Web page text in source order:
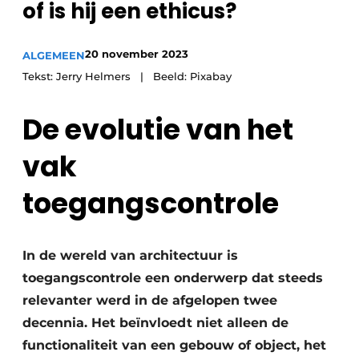
of is hij een ethicus?
ALGEMEEN20 november 2023
Tekst: Jerry Helmers | Beeld: Pixabay
De evolutie van het
vak
toegangscontrole
In de wereld van architectuur is
toegangscontrole een onderwerp dat steeds
relevanter werd in de afgelopen twee
decennia. Het beïnvloedt niet alleen de
functionaliteit van een gebouw of object, het